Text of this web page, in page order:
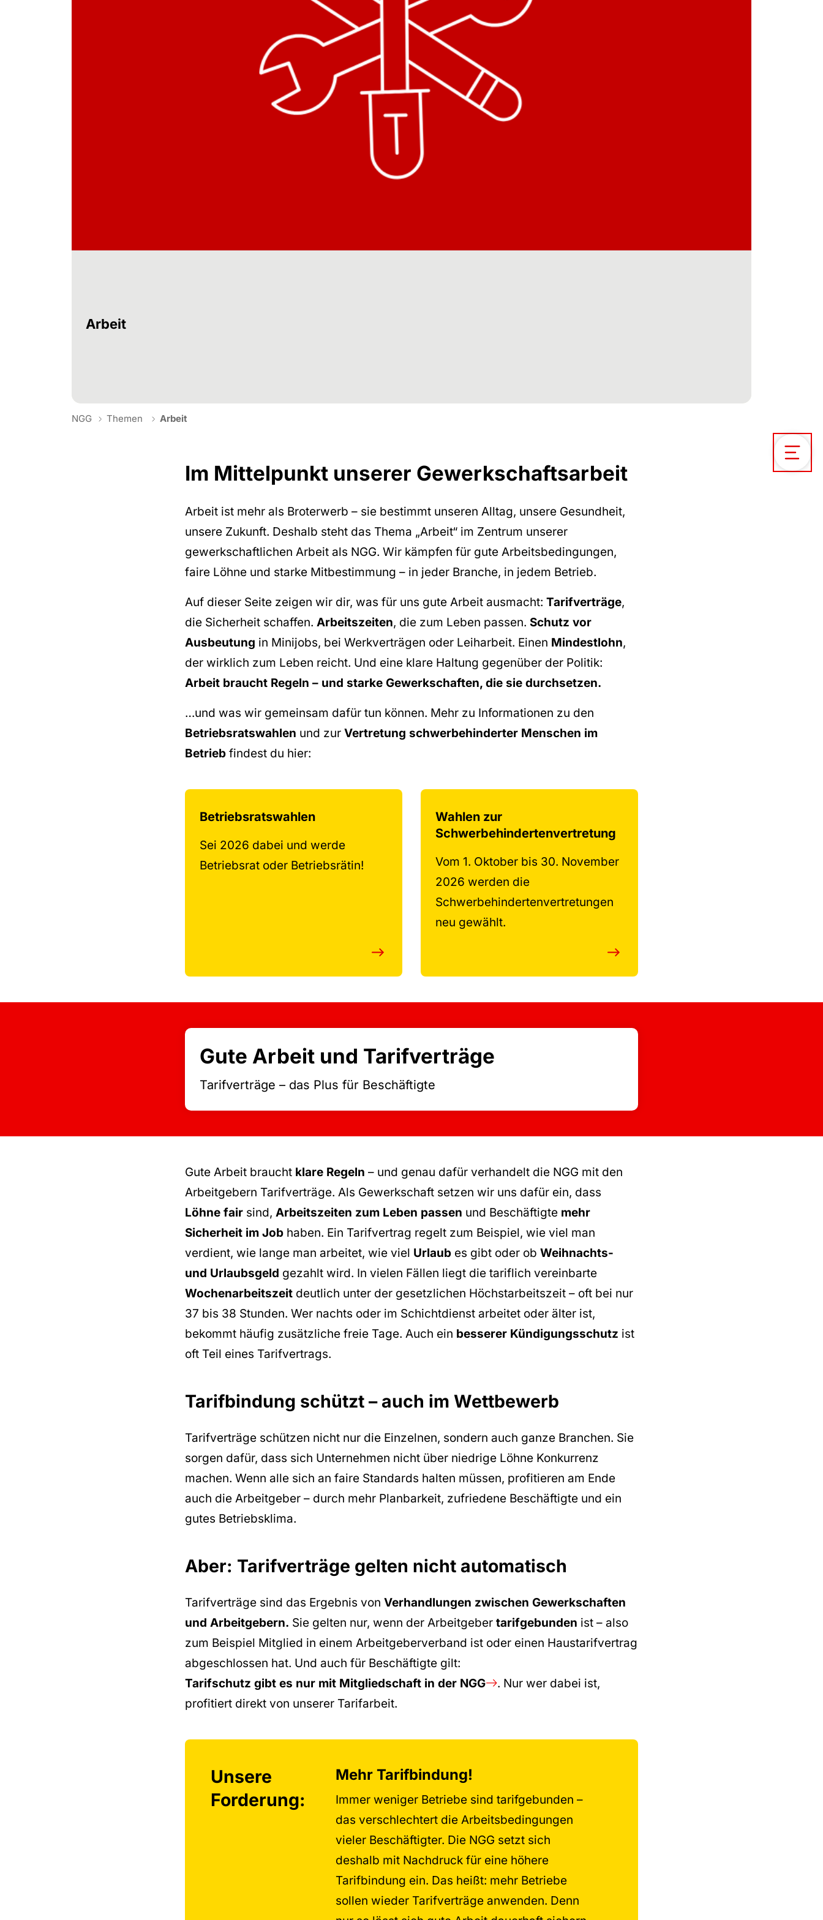
Arbeit
You are here:
NGG Themen Arbeit
Im Mittelpunkt unserer Gewerkschaftsarbeit
Arbeit ist mehr als Broterwerb – sie bestimmt unseren Alltag, unsere Gesundheit,
unsere Zukunft. Deshalb steht das Thema „Arbeit“ im Zentrum unserer
gewerkschaftlichen Arbeit als NGG. Wir kämpfen für gute Arbeitsbedingungen,
faire Löhne und starke Mitbestimmung – in jeder Branche, in jedem Betrieb.
Auf dieser Seite zeigen wir dir, was für uns gute Arbeit ausmacht: Tarifverträge,
die Sicherheit schaffen. Arbeitszeiten, die zum Leben passen. Schutz vor
Ausbeutung in Minijobs, bei Werkverträgen oder Leiharbeit. Einen Mindestlohn,
der wirklich zum Leben reicht. Und eine klare Haltung gegenüber der Politik:
Arbeit braucht Regeln – und starke Gewerkschaften, die sie durchsetzen.
…und was wir gemeinsam dafür tun können. Mehr zu Informationen zu den
Betriebsratswahlen und zur Vertretung schwerbehinderter Menschen im
Betrieb findest du hier:
Betriebsratswahlen
Sei 2026 dabei und werde
Betriebsrat oder Betriebsrätin!
Wahlen zur
Schwerbehindertenvertretung
Vom 1. Oktober bis 30. November
2026 werden die
Schwerbehindertenvertretungen
neu gewählt.
Gute Arbeit und Tarifverträge
Tarifverträge – das Plus für Beschäftigte
Gute Arbeit braucht klare Regeln – und genau dafür verhandelt die NGG mit den
Arbeitgebern Tarifverträge. Als Gewerkschaft setzen wir uns dafür ein, dass
Löhne fair sind, Arbeitszeiten zum Leben passen und Beschäftigte mehr
Sicherheit im Job haben. Ein Tarifvertrag regelt zum Beispiel, wie viel man
verdient, wie lange man arbeitet, wie viel Urlaub es gibt oder ob Weihnachts-
und Urlaubsgeld gezahlt wird. In vielen Fällen liegt die tariflich vereinbarte
Wochenarbeitszeit deutlich unter der gesetzlichen Höchstarbeitszeit – oft bei nur
37 bis 38 Stunden. Wer nachts oder im Schichtdienst arbeitet oder älter ist,
bekommt häufig zusätzliche freie Tage. Auch ein besserer Kündigungsschutz ist
oft Teil eines Tarifvertrags.
Tarifbindung schützt – auch im Wettbewerb
Tarifverträge schützen nicht nur die Einzelnen, sondern auch ganze Branchen. Sie
sorgen dafür, dass sich Unternehmen nicht über niedrige Löhne Konkurrenz
machen. Wenn alle sich an faire Standards halten müssen, profitieren am Ende
auch die Arbeitgeber – durch mehr Planbarkeit, zufriedene Beschäftigte und ein
gutes Betriebsklima.
Aber: Tarifverträge gelten nicht automatisch
Tarifverträge sind das Ergebnis von Verhandlungen zwischen Gewerkschaften
und Arbeitgebern. Sie gelten nur, wenn der Arbeitgeber tarifgebunden ist – also
zum Beispiel Mitglied in einem Arbeitgeberverband ist oder einen Haustarifvertrag
abgeschlossen hat. Und auch für Beschäftigte gilt:
Tarifschutz gibt es nur mit Mitgliedschaft in der NGG
. Nur wer dabei ist,
profitiert direkt von unserer Tarifarbeit.
Unsere
Forderung:
Mehr Tarifbindung!
Immer weniger Betriebe sind tarifgebunden –
das verschlechtert die Arbeitsbedingungen
vieler Beschäftigter. Die NGG setzt sich
deshalb mit Nachdruck für eine höhere
Tarifbindung ein. Das heißt: mehr Betriebe
sollen wieder Tarifverträge anwenden. Denn